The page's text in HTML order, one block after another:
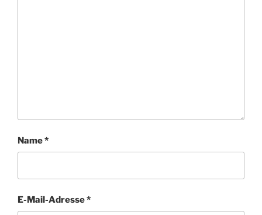
Name*
E-Mail-Adresse*